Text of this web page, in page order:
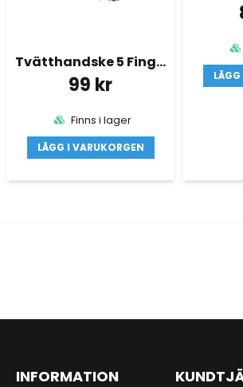
Tvätthandske 5 Fingrar
99 kr
Finns i lager
LÄGG I VARUKORGEN
INFORMATION